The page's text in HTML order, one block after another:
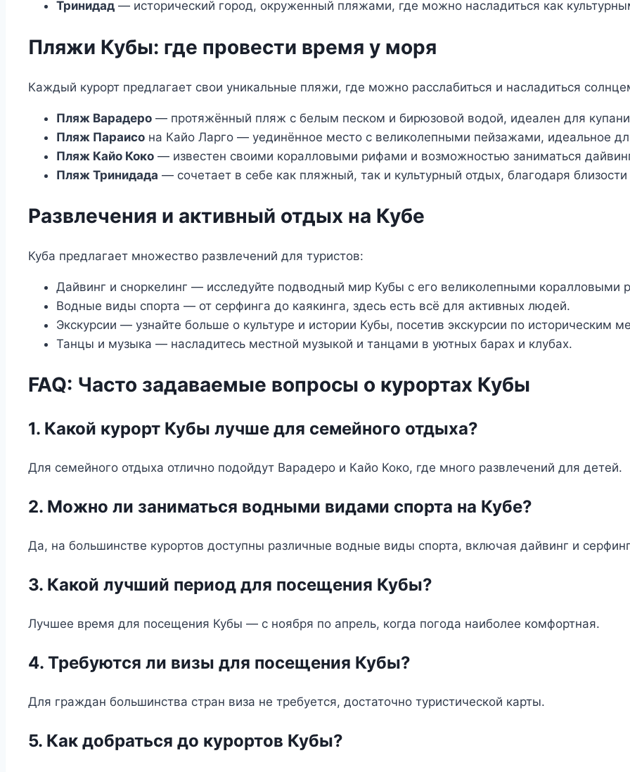
Тринидад — исторический город, окруженный пляжами, где можно насладиться как
Пляжи Кубы: где провести время у моря
Каждый курорт предлагает свои уникальные пляжи, где можно расслабиться и насладиться
Пляж Варадеро — протяжённый пляж с белым песком и бирюзовой водой, идеален для
Пляж Параисо на Кайо Ларго — уединённое место с великолепными пейзажами, идеальное
Пляж Кайо Коко — известен своими коралловыми рифами и возможностью заниматься
Пляж Тринидада — сочетает в себе как пляжный, так и культурный отдых, благодаря
Развлечения и активный отдых на Кубе
Куба предлагает множество развлечений для туристов:
Дайвинг и сноркелинг — исследуйте подводный мир Кубы с его великолепными коралловыми
Водные виды спорта — от серфинга до каякинга, здесь есть всё для активных людей.
Экскурсии — узнайте больше о культуре и истории Кубы, посетив экскурсии по историческим
Танцы и музыка — насладитесь местной музыкой и танцами в уютных барах и клубах.
FAQ: Часто задаваемые вопросы о курортах Кубы
1. Какой курорт Кубы лучше для семейного отдыха?
Для семейного отдыха отлично подойдут Варадеро и Кайо Коко, где много развлечений для детей.
2. Можно ли заниматься водными видами спорта на Кубе?
Да, на большинстве курортов доступны различные водные виды спорта, включая дайвинг и
3. Какой лучший период для посещения Кубы?
Лучшее время для посещения Кубы — с ноября по апрель, когда погода наиболее комфортная.
4. Требуются ли визы для посещения Кубы?
Для граждан большинства стран виза не требуется, достаточно туристической карты.
5. Как добраться до курортов Кубы?